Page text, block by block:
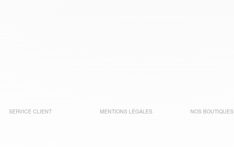
SERVICE CLIENT MENTIONS LÉGALES NOS BOUTIQUES